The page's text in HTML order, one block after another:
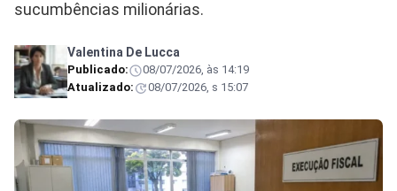
sucumbências milionárias.
Valentina De Lucca
Publicado:
08/07/2026, às 14:19
Atualizado:
08/07/2026, s 15:07